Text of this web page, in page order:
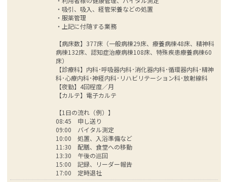
・吸引、吸入、経管栄養などの処置
・服薬管理
・上記に付随する業務
【病床数】377床（一般病棟29床、療養病棟48床、精神科
病棟132床、認知症治療病棟108床、特殊疾患療養病棟60
床）
【診療科】内科･呼吸器内科･消化器内科･循環器内科･精神
科･心療内科･神経内科･リハビリテーション科･放射線科
【夜勤】4回程度／月
【カルテ】電子カルテ
【1日の流れ（例）】
08:45 申し送り
09:00 バイタル測定
10:00 処置、入浴準備など
11:30 配膳、食堂への移動
13:30 午後の巡回
15:00 記録、リーダー報告
17:00 定時退社